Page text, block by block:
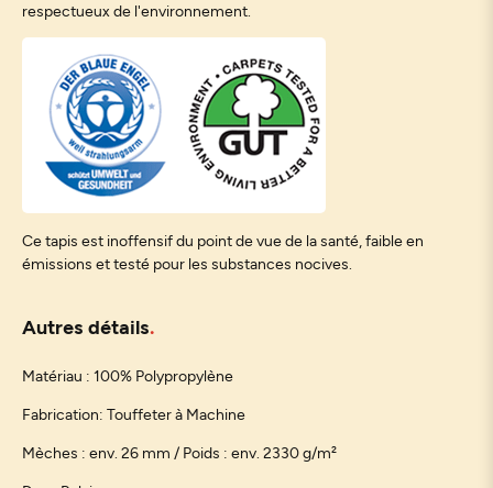
respectueux de l'environnement.
Ce tapis est inoffensif du point de vue de la santé, faible en
émissions et testé pour les substances nocives.
Autres détails
Matériau : 100% Polypropylène
Fabrication: Touffeter à Machine
Mèches : env. 26 mm / Poids : env. 2330 g/m²